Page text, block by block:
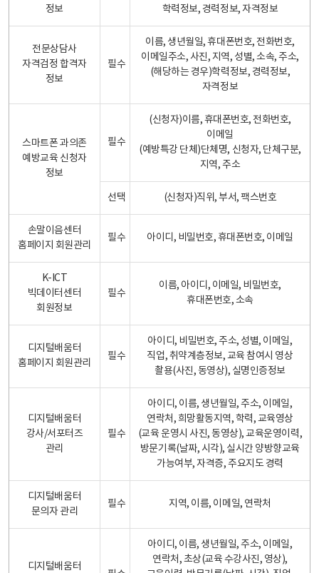
정보
학력정보, 경력정보, 자격정보
전문상담사
자격검정 합격자
정보
필수
이름, 생년월일, 휴대폰번호, 전화번호,
이메일주소, 사진, 지역, 성별, 소속, 주소,
(해당하는 경우)학력정보, 경력정보,
자격정보
스마트폰 과의존
예방교육 신청자
정보
필수
(신청자)이름, 휴대폰번호, 전화번호,
이메일
(예방특강 단체)단체명, 신청자, 단체구분,
지역, 주소
선택 (신청자)직위, 부서, 팩스번호
손말이음센터
홈페이지 회원관리
필수 아이디, 비밀번호, 휴대폰번호, 이메일
K-ICT
빅데이터센터
회원정보
필수
이름, 아이디, 이메일, 비밀번호,
휴대폰번호, 소속
디지털배움터
홈페이지 회원관리
필수
아이디, 비밀번호, 주소, 성별, 이메일,
직업, 취약계층정보, 교육 참여시 영상
촬용(사진, 동영상), 실명인증정보
디지털배움터
강사/서포터즈
관리
필수
아이디, 이름, 생년월일, 주소, 이메일,
연락처, 희망활동지역, 학력, 교육영상
(교육 운영시 사진, 동영상), 교육운영이력,
방문기록(날짜, 시각), 실시간 양방향교육
가능여부, 자격증, 주요지도 경력
디지털배움터
문의자 관리
필수 지역, 이름, 이메일, 연락처
디지털배움터
아이디, 이름, 생년월일, 주소, 이메일,
연락처, 초상(교육 수강사진, 영상),